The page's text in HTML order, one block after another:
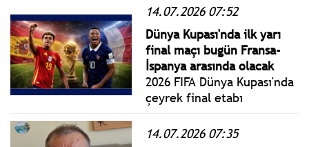
14.07.2026 07:52
Dünya Kupası'nda ilk yarı
final maçı bugün Fransa-
İspanya arasında olacak
2026 FIFA Dünya Kupası'nda
çeyrek final etabı
eşleşmeleri belli oldu.
14.07.2026 07:35